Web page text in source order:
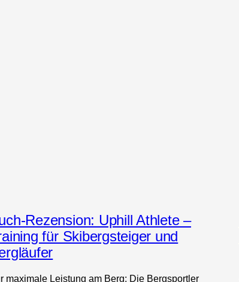
Rezension: Uphill Athlete –
für Skibergsteiger und
maximale Leistung am Berg: Die Bergsportler